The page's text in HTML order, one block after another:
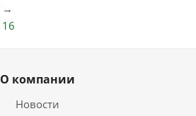
→
16
О компании
Новости